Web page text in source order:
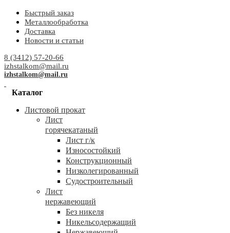
Быстрый заказ
Металлообработка
Доставка
Новости и статьи
8 (3412) 57-20-66
izhstalkom@mail.ru
izhstalkom@mail.ru
Каталог
Листовой прокат
Лист
горячекатаный
Лист г/к
Износостойкий
Конструкционный
Низколегированный
Судостроительный
Лист
нержавеющий
Без никеля
Никельсодержащий